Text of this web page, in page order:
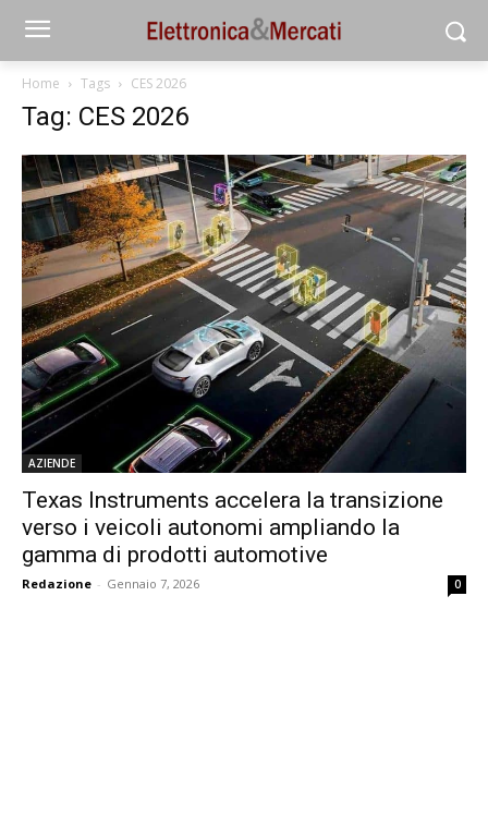
Home Tags CES 2026
Tag: CES 2026
AZIENDE
Texas Instruments accelera la transizione
verso i veicoli autonomi ampliando la
gamma di prodotti automotive
Redazione - Gennaio 7, 2026 0